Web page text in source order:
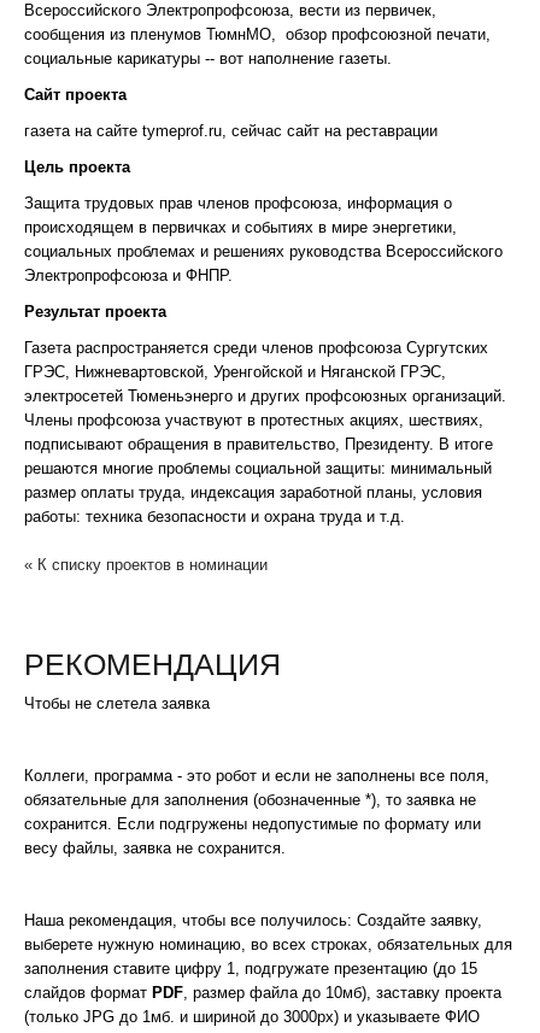
Всероссийского Электропрофсоюза, вести из первичек,
сообщения из пленумов ТюмнМО, обзор профсоюзной печати,
социальные карикатуры -- вот наполнение газеты.
Сайт проекта
газета на сайте tymeprof.ru, сейчас сайт на реставрации
Цель проекта
Защита трудовых прав членов профсоюза, информация о
происходящем в первичках и событиях в мире энергетики,
социальных проблемах и решениях руководства Всероссийского
Электропрофсоюза и ФНПР.
Результат проекта
Газета распространяется среди членов профсоюза Сургутских
ГРЭС, Нижневартовской, Уренгойской и Няганской ГРЭС,
электросетей Тюменьэнерго и других профсоюзных организаций.
Члены профсоюза участвуют в протестных акциях, шествиях,
подписывают обращения в правительство, Президенту. В итоге
решаются многие проблемы социальной защиты: минимальный
размер оплаты труда, индексация заработной планы, условия
работы: техника безопасности и охрана труда и т.д.
« К списку проектов в номинации
РЕКОМЕНДАЦИЯ
Чтобы не слетела заявка
Коллеги, программа - это робот и если не заполнены все поля,
обязательные для заполнения (обозначенные *), то заявка не
сохранится. Если подгружены недопустимые по формату или
весу файлы, заявка не сохранится.
Наша рекомендация, чтобы все получилось: Создайте заявку,
выберете нужную номинацию, во всех строках, обязательных для
заполнения ставите цифру 1, подгружате презентацию (до 15
слайдов формат PDF, размер файла до 10мб), заставку проекта
(только JPG до 1мб. и шириной до 3000px) и указываете ФИО